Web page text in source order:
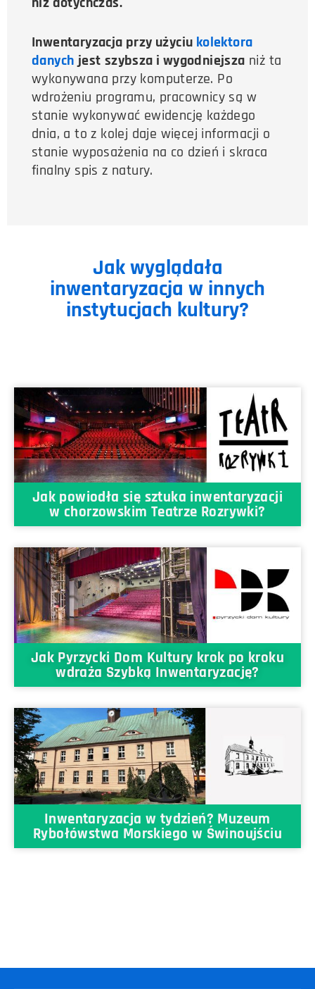
Inwentaryzacja przy użyciu kolektora
danych jest szybsza i wygodniejsza niż ta
wykonywana przy komputerze. Po
wdrożeniu programu, pracownicy są w
stanie wykonywać ewidencję każdego
dnia, a to z kolej daje więcej informacji o
stanie wyposażenia na co dzień i skraca
finalny spis z natury.
Jak wyglądała
inwentaryzacja w innych
instytucjach kultury?
Jak powiodła się sztuka inwentaryzacji
w chorzowskim Teatrze Rozrywki?
Jak Pyrzycki Dom Kultury krok po kroku
wdraża Szybką Inwentaryzację?
Inwentaryzacja w tydzień? Muzeum
Rybołówstwa Morskiego w Świnoujściu